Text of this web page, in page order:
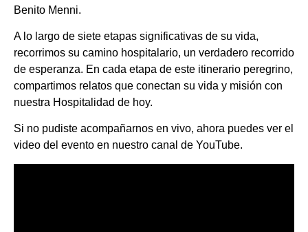
Benito Menni.
A lo largo de siete etapas significativas de su vida,
recorrimos su camino hospitalario, un verdadero recorrido
de esperanza. En cada etapa de este itinerario peregrino,
compartimos relatos que conectan su vida y misión con
nuestra Hospitalidad de hoy.
Si no pudiste acompañarnos en vivo, ahora puedes ver el
video del evento en nuestro canal de YouTube.